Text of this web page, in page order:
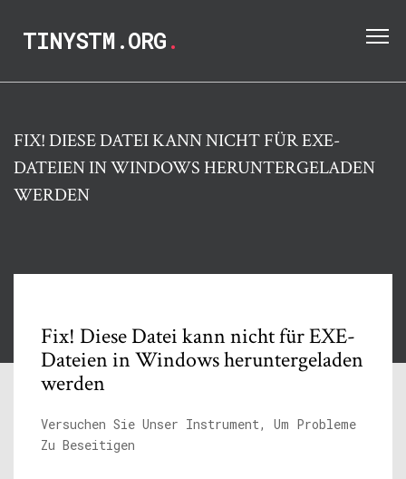
TINYSTM.ORG.
FIX! DIESE DATEI KANN NICHT FÜR EXE-
DATEIEN IN WINDOWS HERUNTERGELADEN
WERDEN
Fix! Diese Datei kann nicht für EXE-
Dateien in Windows heruntergeladen
werden
Versuchen Sie Unser Instrument, Um Probleme
Zu Beseitigen